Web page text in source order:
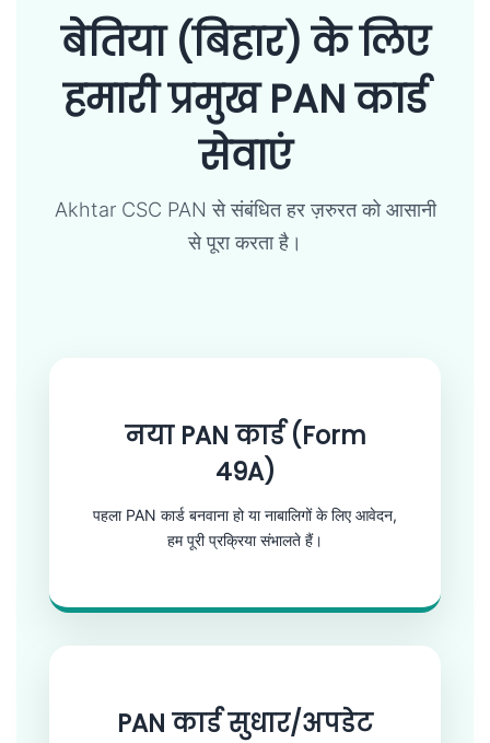
बेतिया (बिहार) के लिए
हमारी प्रमुख PAN कार्ड
सेवाएं
Akhtar CSC PAN से संबंधित हर ज़रुरत को आसानी
से पूरा करता है।
नया PAN कार्ड (Form
49A)
पहला PAN कार्ड बनवाना हो या नाबालिगों के लिए आवेदन,
हम पूरी प्रक्रिया संभालते हैं।
PAN कार्ड सुधार/अपडेट